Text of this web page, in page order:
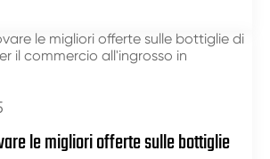
le migliori offerte sulle bottiglie